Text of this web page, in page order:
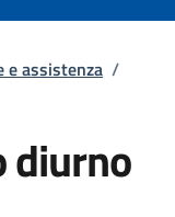
e assistenza /
diurno